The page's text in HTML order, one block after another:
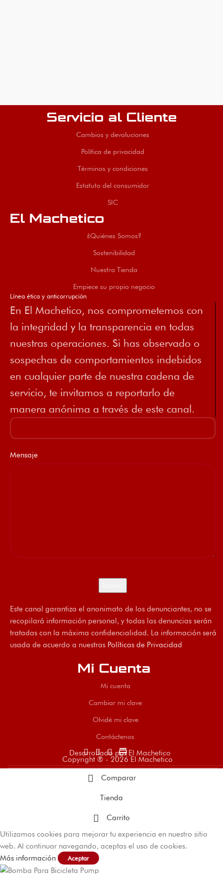
Servicio al Cliente
Cambios y devoluciones
Política de privacidad
Términos y condiciones
Estatuto del consumidor
SIC
El Machetico
¿Quiénes Somos?
Sostenibilidad
Nuestra Tienda
Empiece su propio negocio
Línea ética y anticorrupción
En El Machetico, nos comprometemos con
la integridad y la transparencia en todas
nuestras operaciones. Si has observado o
sospechas de comportamientos indebidos
en cualquier parte de nuestra cadena de
servicio, te invitamos a reportarlo de
manera anónima a través de este canal.
Mensaje
Este canal garantiza el anonimato de los denunciantes, no se
recopilará información personal, y todas las denuncias serán
tratadas con la máxima confidencialidad. La información será
usada de acuerdo a nuestras Políticas de Privacidad
Mi Cuenta
Mi cuenta
Cambiar mi clave
Olvidé mi clave
Contáctenos
store
Desarrollado por El Machetico
Copyright ® - 2026 El Machetico
Comparar
Tienda
Carrito
Utilizamos cookies para mejorar tu experiencia en nuestro sitio
web. Al continuar navegando, aceptas el uso de cookies.
Más información
Aceptar